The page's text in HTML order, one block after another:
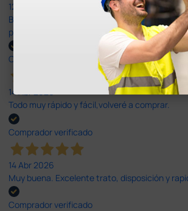
12 Jun 2026
Bien, rápida y sin problemas. No me gusta
productos sin incluir el IVA que luego nos van
Comprador verificado
14 Abr 2026
Todo muy rápido y fácil,volveré a comprar.
Comprador verificado
14 Abr 2026
Muy buena. Excelente trato, disposición y
Comprador verificado